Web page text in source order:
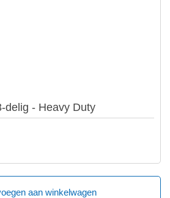
delig - Heavy Duty
aan winkelwagen